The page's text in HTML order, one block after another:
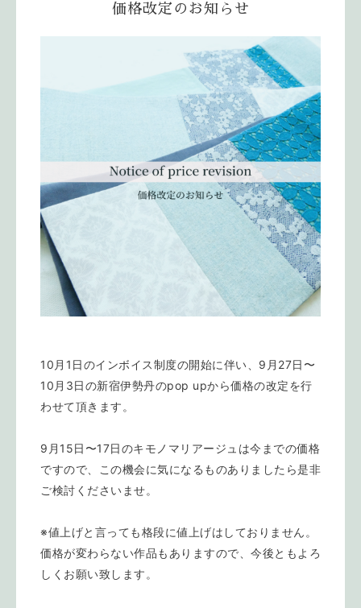
価格改定のお知らせ
10月1日のインボイス制度の開始に伴い、9月27日〜
10月3日の新宿伊勢丹のpop upから価格の改定を行
わせて頂きます。
9月15日〜17日のキモノマリアージュは今までの価格
ですので、この機会に気になるものありましたら是非
ご検討くださいませ。
※値上げと言っても格段に値上げはしておりません。
価格が変わらない作品もありますので、今後ともよろ
しくお願い致します。